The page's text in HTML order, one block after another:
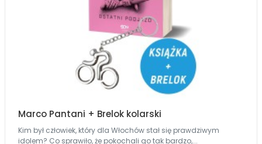
Marco Pantani + Brelok kolarski
Kim był człowiek, który dla Włochów stał się prawdziwym
idolem? Co sprawiło, że pokochali go tak bardzo,...